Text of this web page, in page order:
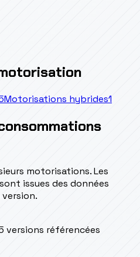
Motorisations hybrides1
motorisations. Les
issues des données
versions référencées